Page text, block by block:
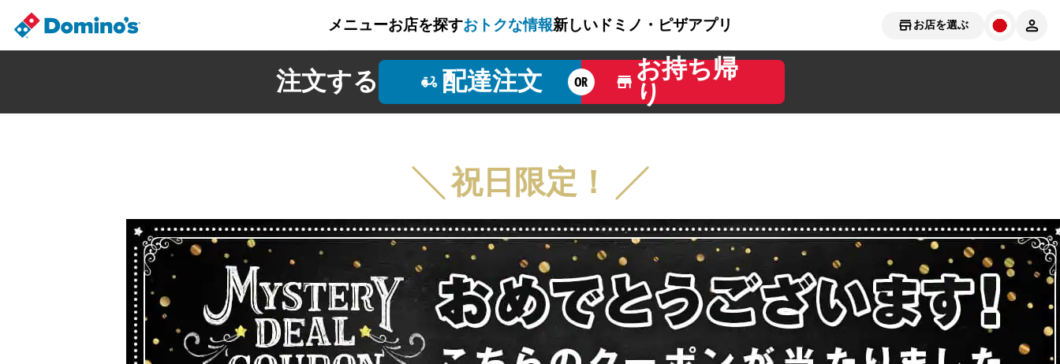
お店を選ぶ
メニューお店を探すおトクな情報新しいドミノ・ピザアプリ
注文する 配達注文 OR
お持ち帰
り
╲ 祝日限定！ ╱